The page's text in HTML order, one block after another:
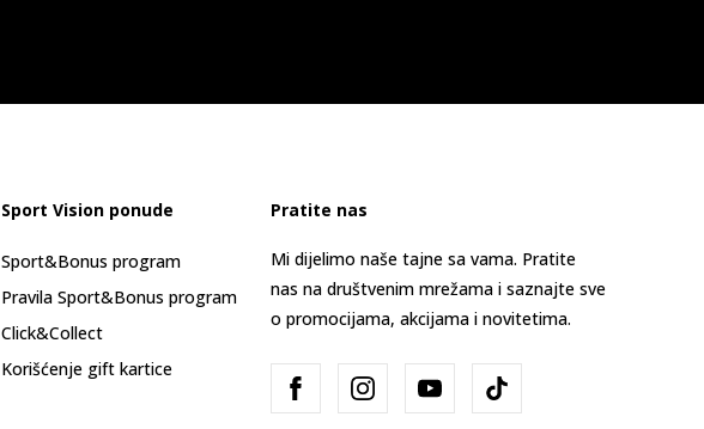
Sport Vision ponude
Sport&Bonus program
Pravila Sport&Bonus program
Click&Collect
Korišćenje gift kartice
Pratite nas
Mi dijelimo naše tajne sa vama. Pratite
nas na društvenim mrežama i saznajte sve
o promocijama, akcijama i novitetima.